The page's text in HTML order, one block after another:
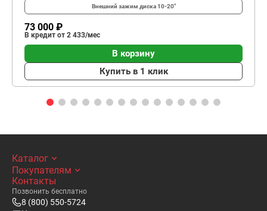
Внешний зажим диска10-20"
73 000 ₽
В кредит от 2 433/мес
В корзину
Купить в 1 клик
Каталог
Покупателям
Контакты
Позвонить бесплатно
8 (800) 550-5724